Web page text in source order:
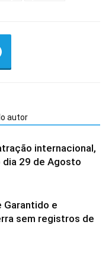
autor
internacional,
dia 29 de Agosto
Garantido e
sem registros de